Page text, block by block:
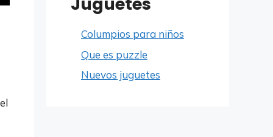
Columpios para niños
Que es puzzle
Nuevos juguetes